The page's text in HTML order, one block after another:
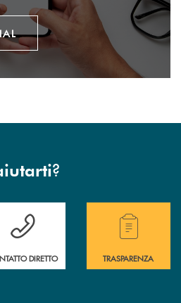
?
filiali .
bisogno di assistenza immediata?
DIRETTO
Hai bisogno di
TRASPARENZA